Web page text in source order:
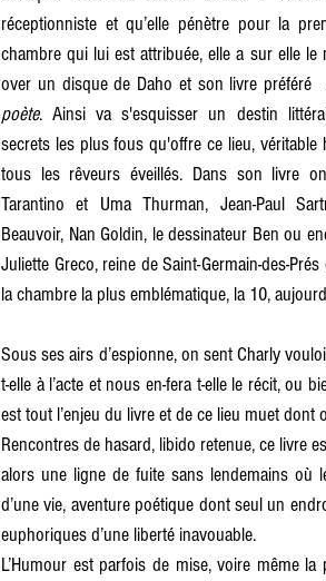
réceptionniste et qu’elle pénètre pour la
chambre qui lui est attribuée, elle a sur elle le
over un disque de Daho et son livre préféré
poète. Ainsi va s'esquisser un destin
secrets les plus fous qu'offre ce lieu, véritable
tous les rêveurs éveillés. Dans son livre
Tarantino et Uma Thurman, Jean-Paul
Beauvoir, Nan Goldin, le dessinateur Ben ou
Juliette Greco, reine de Saint-Germain-des-
la chambre la plus emblématique, la 10,
Sous ses airs d’espionne, on sent Charly
t-elle à l’acte et nous en-fera t-elle le récit, ou
est tout l’enjeu du livre et de ce lieu muet
Rencontres de hasard, libido retenue, ce livre
alors une ligne de fuite sans lendemains où
d’une vie, aventure poétique dont seul un
euphoriques d’une liberté inavouable.
L’Humour est parfois de mise, voire même